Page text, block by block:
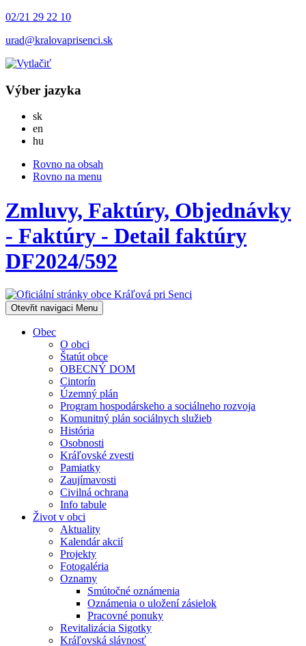
02/21 29 22 10
urad@kralovaprisenci.sk
Výber jazyka
skSlovensky
en
hu
Rovno na obsah
Rovno na menu
Zmluvy, Faktúry, Objednávky
- Faktúry - Detail faktúry
DF2024/592
Otevřit navigaci Menu
Obec
O obci
Štatút obce
OBECNÝ DOM
Cintorín
Územný plán
Program hospodárskeho a sociálneho rozvoja
Komunitný plán sociálnych služieb
História
Osobnosti
Kráľovské zvesti
Pamiatky
Zaujímavosti
Civilná ochrana
Info tabule
Život v obci
Aktuality
Kalendár akcií
Projekty
Fotogaléria
Oznamy
Smútočné oznámenia
Oznámenia o uložení zásielok
Pracovné ponuky
Revitalizácia Sigotky
Kráľovská slávnosť